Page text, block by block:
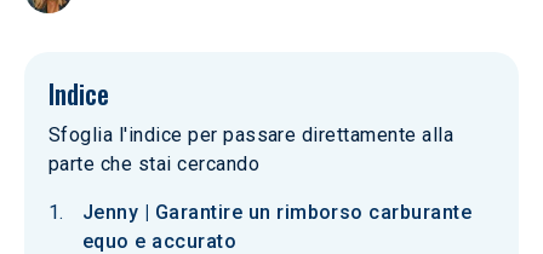
Indice
Sfoglia l'indice per passare direttamente alla
parte che stai cercando
Jenny | Garantire un rimborso carburante
equo e accurato